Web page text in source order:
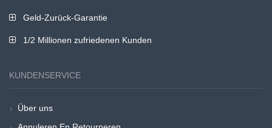
Geld-Zurück-Garantie
1/2 Millionen zufriedenen Kunden
KUNDENSERVICE
Über uns